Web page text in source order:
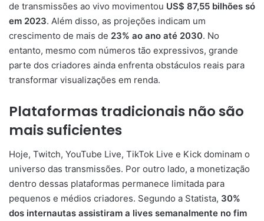
de transmissões ao vivo movimentou US$ 87,55 bilhões só
em 2023. Além disso, as projeções indicam um
crescimento de mais de 23% ao ano até 2030. No
entanto, mesmo com números tão expressivos, grande
parte dos criadores ainda enfrenta obstáculos reais para
transformar visualizações em renda.
Plataformastradicionais nãosão
maissuficientes
Hoje, Twitch, YouTube Live, TikTok Live e Kick dominam o
universo das transmissões. Por outro lado, a monetização
dentro dessas plataformas permanece limitada para
pequenos e médios criadores. Segundo a Statista, 30%
dos internautas assistiram a lives semanalmente no fim